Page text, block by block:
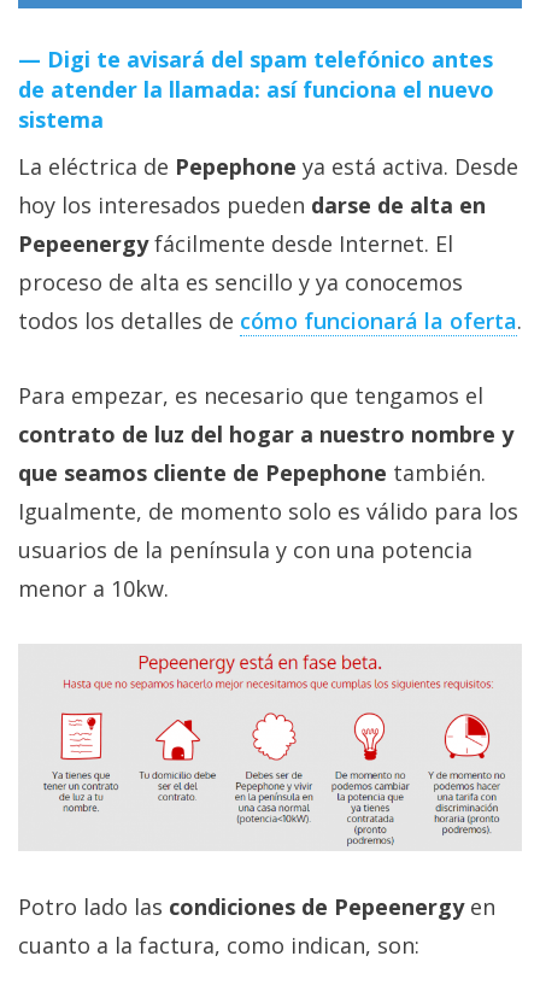
Ciberseguridad
Sistemas
operativos
Profesional
temas
Sorteos
Foros
/
Sobre
nosotros
/
Publicidad
/
de
privacidad
/
Digi te avisará del spam telefónico antes
de atender la llamada: así funciona el nuevo
sistema
La eléctrica de Pepephone ya está activa. Desde
hoy los interesados pueden darse de alta en
Pepeenergyfácilmente desde Internet. El
proceso de alta es sencillo y ya conocemos
todos los detalles de cómo funcionará la oferta.
Para empezar, es necesario que tengamos el
contrato de luz del hogar a nuestro nombre y
que seamos cliente de Pepephone también.
Igualmente, de momento solo es válido para los
usuarios de la península y con una potencia
menor a 10kw.
Potro lado las condiciones de Pepeenergy en
cuanto a la factura, como indican, son: